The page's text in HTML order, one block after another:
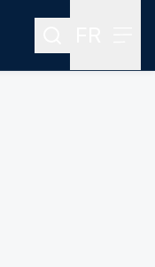
Rechercher